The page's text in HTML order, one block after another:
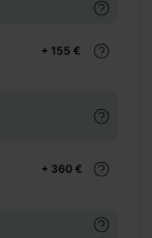
+ 155 €
+ 360 €